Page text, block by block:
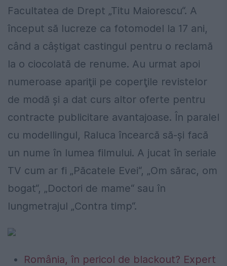
Facultatea de Drept „Titu Maiorescu“. A
început să lucreze ca fotomodel la 17 ani,
când a câştigat castingul pentru o reclamă
la o ciocolată de renume. Au urmat apoi
numeroase apariţii pe coperţile revistelor
de modă şi a dat curs altor oferte pentru
contracte publicitare avantajoase. În paralel
cu modellingul, Raluca încearcă să-şi facă
un nume în lumea filmului. A jucat în seriale
TV cum ar fi „Păcatele Evei“, „Om sărac, om
bogat“, „Doctori de mame“ sau în
lungmetrajul „Contra timp“.
România, în pericol de blackout? Expert